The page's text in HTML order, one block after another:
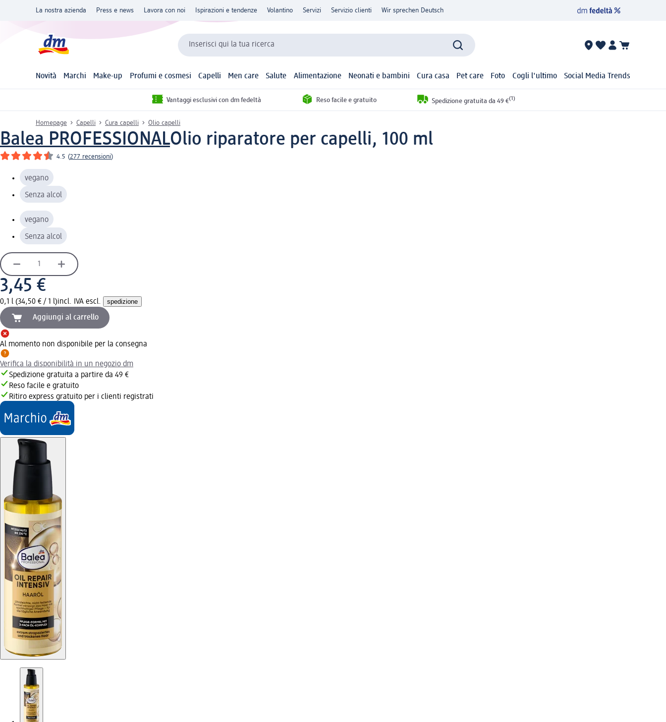
La nostra azienda Press e news Lavora con noi Ispirazioni e tendenze Volantino Servizi Servizio clienti Wir sprechen Deutsch
Inserisci qui la tua ricerca
Novità Marchi Make-up Profumi e cosmesi Capelli Men care Salute Alimentazione Neonati e bambini Cura casa Pet care Foto Cogli l'ultimo Social Media Trends
Vantaggi esclusivi con dm fedeltà Reso facile e gratuito Spedizione gratuita da 49 €(1)
Homepage Capelli Cura capelli Olio capelli
Balea PROFESSIONALOlio riparatore per capelli, 100 ml
4.5 (277 recensioni)
vegano
Senza alcol
vegano
Senza alcol
3,45 €
0,1 l (34,50 € / 1 l)incl. IVA escl. spedizione
Aggiungi al carrello
Al momento non disponibile per la consegna
Verifica la disponibilità in un negozio dm
Spedizione gratuita a partire da 49 €
Reso facile e gratuito
Ritiro express gratuito per i clienti registrati